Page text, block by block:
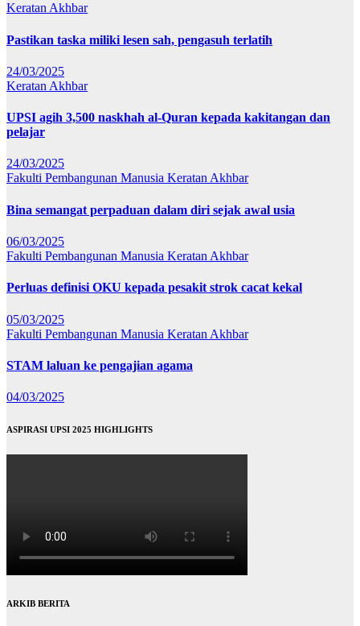
Keratan Akhbar
Pastikan taska miliki lesen sah, pengasuh terlatih
24/03/2025
Keratan Akhbar
UPSI agih 3,500 naskhah al-Quran kepada kakitangan dan
pelajar
24/03/2025
Fakulti Pembangunan Manusia Keratan Akhbar
Bina semangat perpaduan dalam diri sejak awal usia
06/03/2025
Fakulti Pembangunan Manusia Keratan Akhbar
Perluas definisi OKU kepada pesakit strok cacat kekal
05/03/2025
Fakulti Pembangunan Manusia Keratan Akhbar
STAM laluan ke pengajian agama
04/03/2025
ASPIRASI UPSI 2025 HIGHLIGHTS
ARKIB BERITA